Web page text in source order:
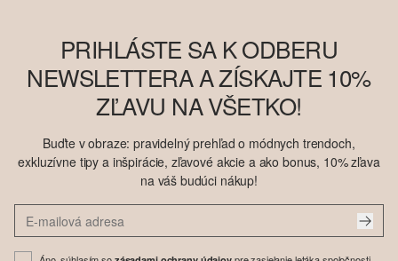
PRIHLÁSTE SA K ODBERU
NEWSLETTERA A ZÍSKAJTE 10%
ZĽAVU NA VŠETKO!
Buďte v obraze: pravidelný prehľad o módnych trendoch,
exkluzívne tipy a inšpirácie, zľavové akcie a ako bonus, 10% zľava
na váš budúci nákup!